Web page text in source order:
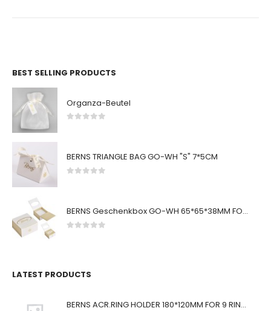
BEST SELLING PRODUCTS
Organza-Beutel
BERNS TRIANGLE BAG GO-WH "S" 7*5CM
BERNS Geschenkbox GO-WH 65*65*38MM FOR SMALL SETS
LATEST PRODUCTS
BERNS ACR.RING HOLDER 180*120MM FOR 9 RINGS